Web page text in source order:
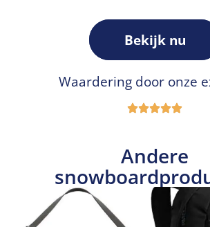
Bekijk nu
Waardering door onze
Andere